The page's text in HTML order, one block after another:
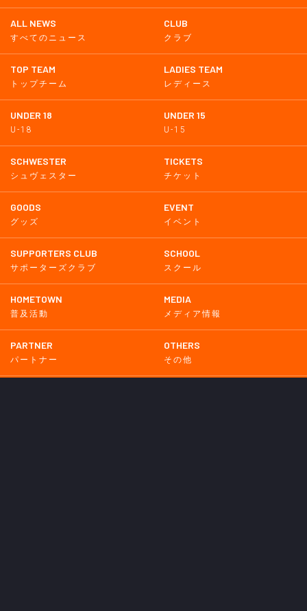
ALL NEWS
すべてのニュース
CLUB
クラブ
TOP TEAM
トップチーム
LADIES TEAM
レディース
UNDER 18
U-18
UNDER 15
U-15
SCHWESTER
シュヴェスター
TICKETS
チケット
GOODS
グッズ
EVENT
イベント
SUPPORTERS CLUB
サポーターズクラブ
SCHOOL
スクール
HOMETOWN
普及活動
MEDIA
メディア情報
PARTNER
パートナー
OTHERS
その他